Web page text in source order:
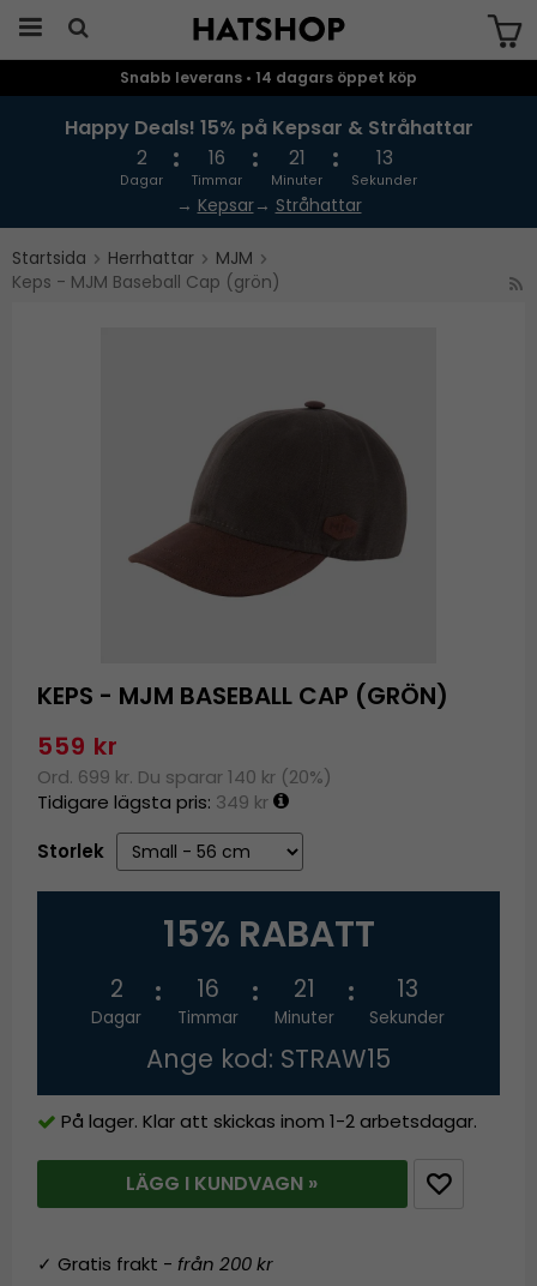
Snabb leverans • 14 dagars öppet köp
Happy Deals! 15% på Kepsar & Stråhattar
2
Dagar
16
Timmar
21
Minuter
13
Sekunder
→ Kepsar→ Stråhattar
Startsida Herrhattar
MJM
Keps - MJM Baseball Cap (grön)
KEPS - MJM BASEBALL CAP (GRÖN)
559 kr
Ord. 699 kr. Du sparar 140 kr (20%)
Tidigare lägsta pris: 349 kr
Storlek
15% RABATT
2
Dagar
16
Timmar
21
Minuter
13
Sekunder
Ange kod: STRAW15
På lager. Klar att skickas inom 1-2 arbetsdagar.
LÄGG I KUNDVAGN »
✓ Gratis frakt -från 200 kr